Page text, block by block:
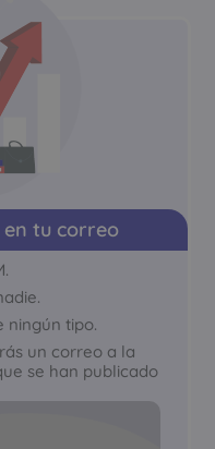
tu correo
ningún tipo.
un correo a la
se han publicado